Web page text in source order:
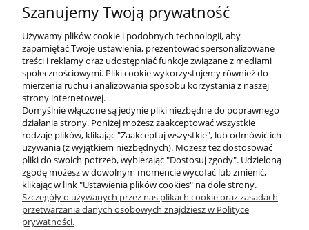
treningowych, jak również sprawdzają się w
indywidualnym użytkowaniu podczas
uprawiania sportu bądź rekonwalescencji
pourazowej. Powstały dla osób aktywnych, dla
których dobra forma fizyczna to podstawa
funkcjonowania, a troska o zdrowie stanowi
ważny element ideologii życiowej.
DOSTĘPNI KURIERZY
Szanujemy Twoją prywatność
Używamy plików cookie i podobnych technologii, aby
zapamiętać Twoje ustawienia, prezentować spersonalizowane
treści i reklamy oraz udostępniać funkcje związane z mediami
społecznościowymi. Pliki cookie wykorzystujemy również do
mierzenia ruchu i analizowania sposobu korzystania z naszej
strony internetowej.
Domyślnie włączone są jedynie pliki niezbędne do poprawnego
działania strony. Poniżej możesz zaakceptować wszystkie
rodzaje plików, klikając "Zaakceptuj wszystkie", lub odmówić ich
używania (z wyjątkiem niezbędnych). Możesz też dostosować
pliki do swoich potrzeb, wybierając "Dostosuj zgody". Udzieloną
zgodę możesz w dowolnym momencie wycofać lub zmienić,
klikając w link "Ustawienia plików cookies" na dole strony.
Szczegóły o używanych przez nas plikach cookie oraz zasadach
przetwarzania danych osobowych znajdziesz w Polityce
prywatności.